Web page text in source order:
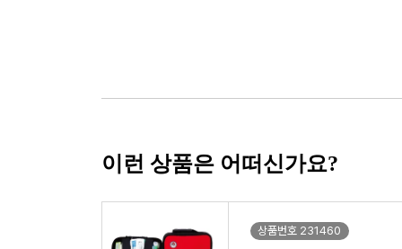
이런 상품은 어떠신가요?
상품번호 231460